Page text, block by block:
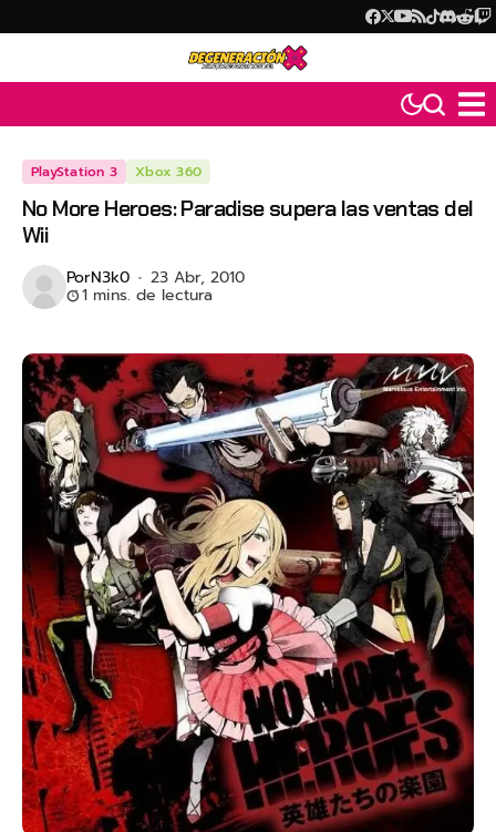
PlayStation 3 Xbox 360
No More Heroes: Paradise supera las ventas del
Wii
PorN3k0 23 Abr, 2010
1 mins. de lectura